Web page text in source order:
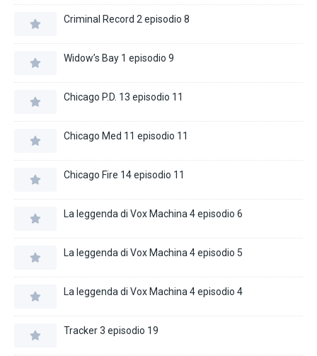
Criminal Record 2 episodio 8
Widow’s Bay 1 episodio 9
Chicago P.D. 13 episodio 11
Chicago Med 11 episodio 11
Chicago Fire 14 episodio 11
La leggenda di Vox Machina 4 episodio 6
La leggenda di Vox Machina 4 episodio 5
La leggenda di Vox Machina 4 episodio 4
Tracker 3 episodio 19